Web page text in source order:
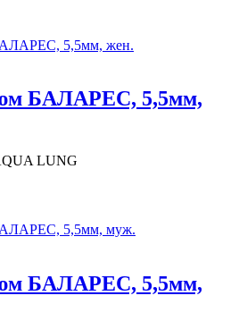
БАЛАРЕС, 5,5мм,
LUNG
БАЛАРЕС, 5,5мм,